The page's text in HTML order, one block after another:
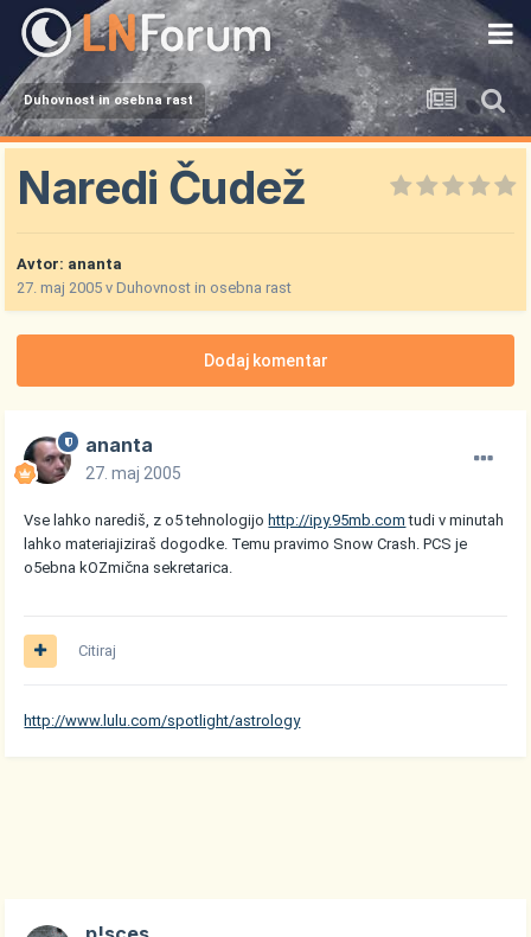
Duhovnost in osebna rast
Naredi Čudež
Avtor: ananta
27. maj 2005 vDuhovnost in osebna rast
Dodaj komentar
ananta
27. maj 2005
Vse lahko narediš, z o5 tehnologijo http://ipy.95mb.com tudi v minutah
lahko materiajiziraš dogodke. Temu pravimo Snow Crash. PCS je
o5ebna kOZmična sekretarica.
Citiraj
http://www.lulu.com/spotlight/astrology